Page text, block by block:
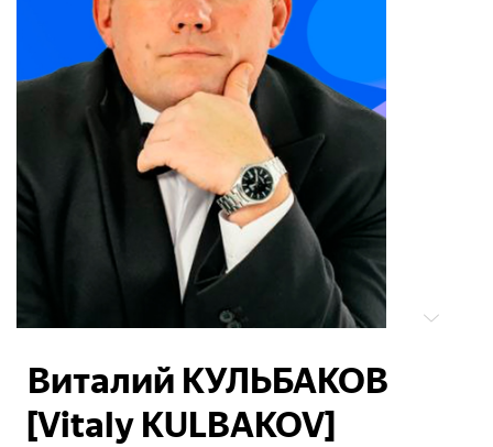
Виталий КУЛЬБАКОВ
[Vitaly KULBAKOV]